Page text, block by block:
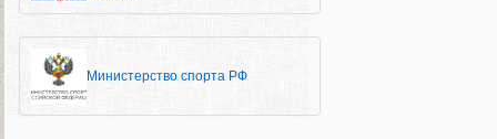
Министерство спорта РФ